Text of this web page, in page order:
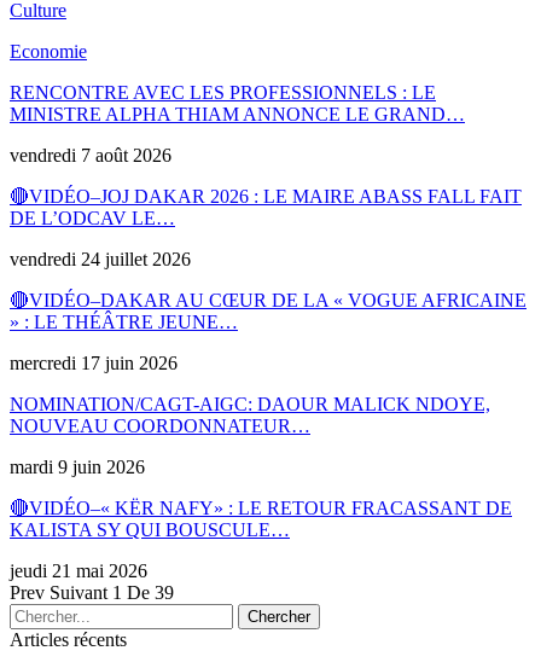
Culture
Economie
RENCONTRE AVEC LES PROFESSIONNELS : LE
MINISTRE ALPHA THIAM ANNONCE LE GRAND…
vendredi 7 août 2026
🔴VIDÉO–JOJ DAKAR 2026 : LE MAIRE ABASS FALL FAIT
DE L’ODCAV LE…
vendredi 24 juillet 2026
🔴VIDÉO–DAKAR AU CŒUR DE LA « VOGUE AFRICAINE
» : LE THÉÂTRE JEUNE…
mercredi 17 juin 2026
NOMINATION/CAGT-AIGC: DAOUR MALICK NDOYE,
NOUVEAU COORDONNATEUR…
mardi 9 juin 2026
🔴VIDÉO–« KËR NAFY» : LE RETOUR FRACASSANT DE
KALISTA SY QUI BOUSCULE…
jeudi 21 mai 2026
Prev Suivant 1 De 39
Articles récents